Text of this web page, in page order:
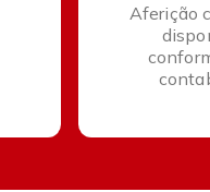
Aferição